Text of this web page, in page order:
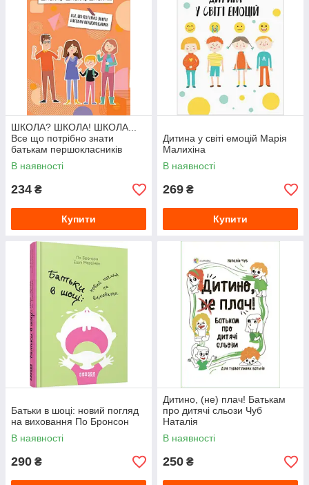
ШКОЛА? ШКОЛА! ШКОЛА...
Все що потрібно знати
батькам першокласників
В наявності
234 ₴
Купити
Дитина у світі емоцій Марія
Малихіна
В наявності
269 ₴
Купити
Батьки в шоці: новий погляд
на виховання По Бронсон
В наявності
290 ₴
Дитино, (не) плач! Батькам
про дитячі сльози Чуб
Наталія
В наявності
250 ₴